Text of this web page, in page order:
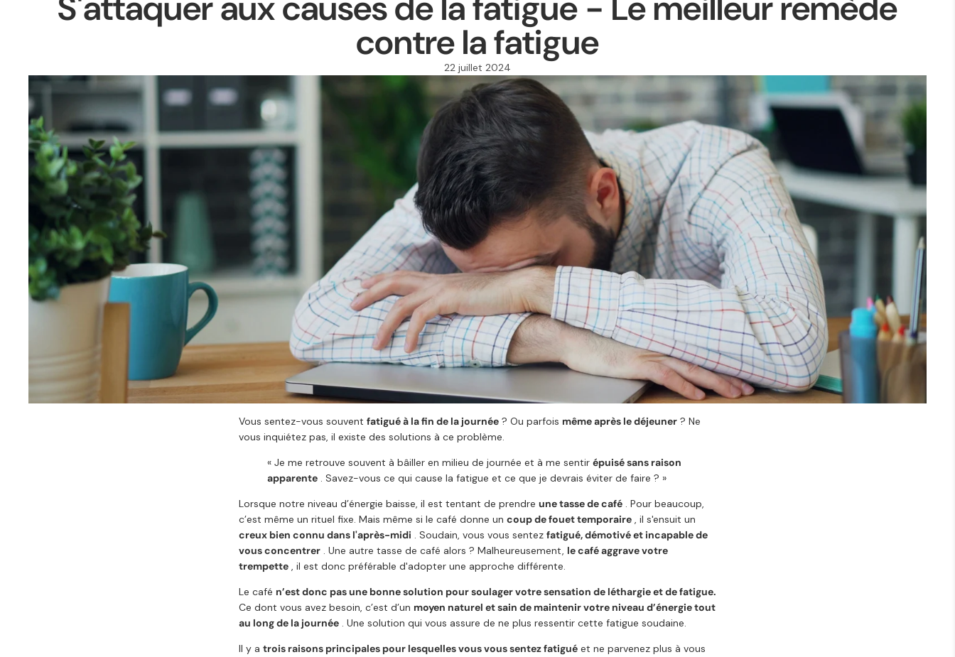
contre la fatigue
22 juillet 2024
Vous sentez-vous souvent fatigué à la fin de la journée ? Ou parfois même après le déjeuner ? Ne
vous inquiétez pas, il existe des solutions à ce problème.
« Je me retrouve souvent à bâiller en milieu de journée et à me sentir épuisé sans raison
apparente . Savez-vous ce qui cause la fatigue et ce que je devrais éviter de faire ? »
Lorsque notre niveau d’énergie baisse, il est tentant de prendre une tasse de café . Pour beaucoup,
c’est même un rituel fixe. Mais même si le café donne un coup de fouet temporaire , il s'ensuit un
creux bien connu dans l'après-midi . Soudain, vous vous sentez fatigué, démotivé et incapable de
vous concentrer . Une autre tasse de café alors ? Malheureusement, le café aggrave votre
trempette , il est donc préférable d'adopter une approche différente.
Le café n’est donc pas une bonne solution pour soulager votre sensation de léthargie et de fatigue.
Ce dont vous avez besoin, c’est d’un moyen naturel et sain de maintenir votre niveau d’énergie tout
au long de la journée . Une solution qui vous assure de ne plus ressentir cette fatigue soudaine.
Il y a trois raisons principales pour lesquelles vous vous sentez fatigué et ne parvenez plus à vous